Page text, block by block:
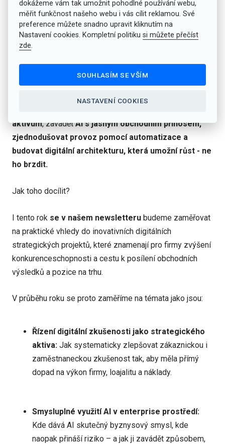
⏩️ Rok 2026: Rok, kdy se digitální strategie
mění na byznysovou nutnost
V prostředí rostoucí regulace, tlaku na efektivitu a
nástupu AI už nestačí jen „držet krok“. Klíčové bude umět
aktivum, zavádětAI s jasným obchodním přínosem,
zjednodušovat provoz pomocí automatizace a
budovat digitální architekturu, která umožní růst - ne
ho brzdit.
Jak toho docílit?
I tento rok se v našem newsletteru budeme zaměřovat
na praktické vhledy do inovativních digitálních
strategických projektů, které znamenají pro firmy zvýšení
konkurenceschopnosti a cestu k posílení obchodních
výsledků a pozice na trhu.
V průběhu roku se proto zaměříme na témata jako jsou:
Řízení digitální zkušenosti jako strategického
aktiva: Jak systematicky zlepšovat zákaznickou i
zaměstnaneckou zkušenost tak, aby měla přímý
dopad na výkon firmy, loajalitu a náklady.
Smysluplné využití AI v enterprise prostředí:
Kde dává AI skutečný byznysový smysl, kde
naopak přináší riziko – a jak ji zavádět způsobem,
dokážeme vám tak umožnit pohodlné používání webu,
měřit funkčnost našeho webu i vás cílit reklamou. Své
preference můžete snadno upravit kliknutím na
Nastavení cookies. Kompletní politikusi můžete přečíst
zde.
SOUHLASÍM SE VŠÍM
NASTAVENÍ COOKIES